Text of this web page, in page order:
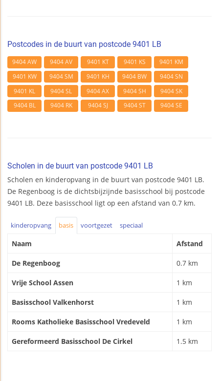
Postcodes in de buurt van postcode 9401 LB
9404 AW 9404 AV 9401 KT 9401 KS
9401 KM
9401 KW
9404 SM 9401 KH 9404 BW
9404 SN
9401 KL
9404 SL 9404 AX 9404 SH
9404 SK
9404 BL
9404 RK 9404 SJ 9404 ST 9404 SE
Scholen in de buurt van postcode 9401 LB
Scholen en kinderopvang in de buurt van postcode 9401 LB.
De Regenboog is de dichtsbijzijnde basisschool bij postcode
9401 LB. Deze basisschool ligt op een afstand van 0.7 km.
kinderopvang basis voortgezet speciaal
Naam Afstand
De Regenboog 0.7 km
Vrije School Assen 1 km
Basisschool Valkenhorst 1 km
Rooms Katholieke Basisschool Vredeveld 1 km
Gereformeerd Basisschool De Cirkel 1.5 km